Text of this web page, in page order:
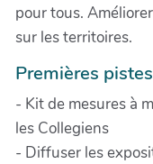
pour tous.
sur les territoires.
Premières
- Kit de mesures à
les Collegiens
- Diffuser les